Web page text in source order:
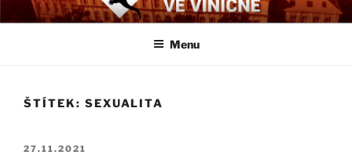
k
BIOLOGICKÉ ČTVRTKY VE
Určeno všem zájemcům o evoluci a obecnější biologická témata
Menu
ŠTÍTEK: SEXUALITA
PUBLIKOVÁNO
27.11.2021